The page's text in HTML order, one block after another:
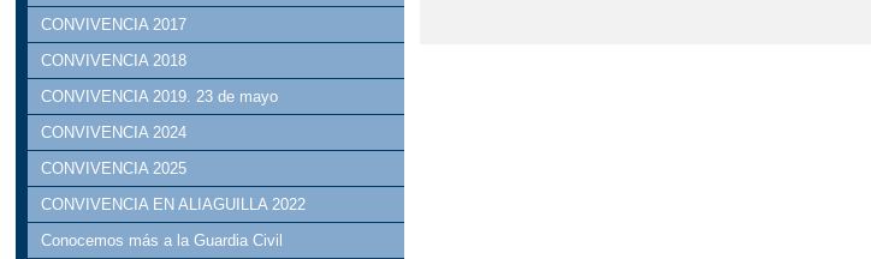
CONVIVENCIA 2017
CONVIVENCIA 2018
CONVIVENCIA 2019. 23 de mayo
CONVIVENCIA 2024
CONVIVENCIA 2025
CONVIVENCIA EN ALIAGUILLA 2022
Conocemos más a la Guardia Civil